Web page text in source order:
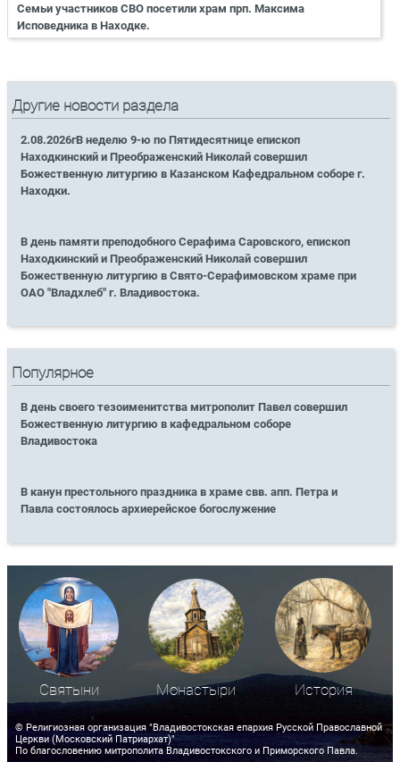
Семьи участников СВО посетили храм прп. Максима
Исповедника в Находке.
Другие новости раздела
2.08.2026гВ неделю 9-ю по Пятидесятнице епископ
Находкинский и Преображенский Николай совершил
Божественную литургию в Казанском Кафедральном соборе г.
Находки.
В день памяти преподобного Серафима Саровского, епископ
Находкинский и Преображенский Николай совершил
Божественную литургию в Свято-Серафимовском храме при
ОАО "Владхлеб" г. Владивостока.
Популярное
В день своего тезоименитства митрополит Павел совершил
Божественную литургию в кафедральном соборе
Владивостока
В канун престольного праздника в храме свв. апп. Петра и
Павла состоялось архиерейское богослужение
Святыни Монастыри История
© Религиозная организация "Владивостокская епархия Русской Православной
Церкви (Московский Патриархат)"
По благословению митрополита Владивостокского и Приморского Павла.